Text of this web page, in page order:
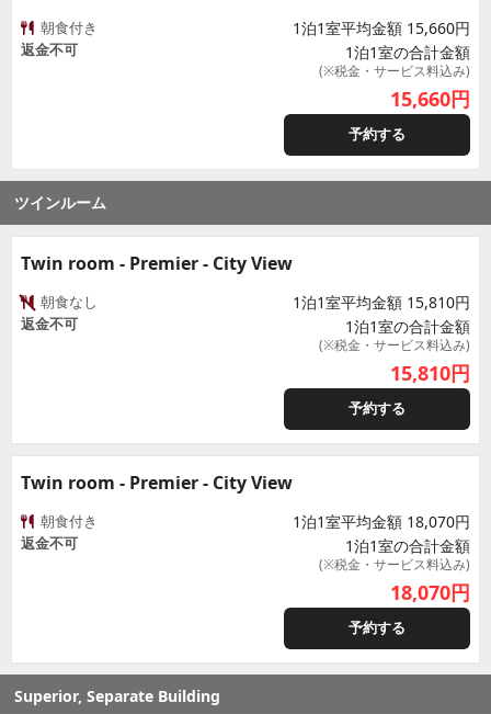
朝食付き
返金不可
1泊1室平均金額 15,660円
1泊1室の合計金額
(※税金・サービス料込み)
15,660円
予約する
ツインルーム
Twin room - Premier - City View
朝食なし
返金不可
1泊1室平均金額 15,810円
1泊1室の合計金額
(※税金・サービス料込み)
15,810円
予約する
Twin room - Premier - City View
朝食付き
返金不可
1泊1室平均金額 18,070円
1泊1室の合計金額
(※税金・サービス料込み)
18,070円
予約する
Superior, Separate Building